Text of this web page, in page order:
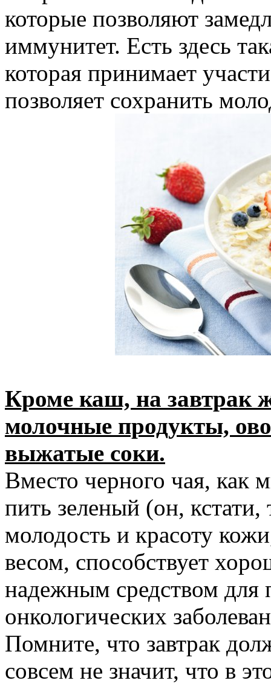
которые позволяют
иммунитет. Есть здесь
которая принимает
позволяет сохранить
Кроме каш, на завтрак
молочные продукты,
выжатые соки.
Вместо черного чая, как
пить зеленый (он, кстати,
молодость и красоту
весом, способствует
надежным средством для
онкологических
Помните, что завтрак
совсем не значит, что в